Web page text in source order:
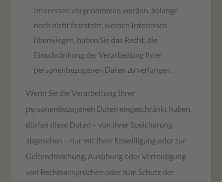
Interessen vorgenommen werden. Solange
noch nicht feststeht, wessen Interessen
überwiegen, haben Sie das Recht, die
Einschränkung der Verarbeitung Ihrer
personenbezogenen Daten zu verlangen.
Wenn Sie die Verarbeitung Ihrer
personenbezogenen Daten eingeschränkt haben,
dürfen diese Daten – von ihrer Speicherung
abgesehen – nur mit Ihrer Einwilligung oder zur
Geltendmachung, Ausübung oder Verteidigung
von Rechtsansprüchen oder zum Schutz der